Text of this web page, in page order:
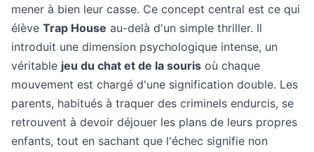
mener à bien leur casse. Ce concept central est ce qui
élève Trap House au-delà d'un simple thriller. Il
introduit une dimension psychologique intense, un
véritable jeu du chat et de la souris où chaque
mouvement est chargé d'une signification double. Les
parents, habitués à traquer des criminels endurcis, se
retrouvent à devoir déjouer les plans de leurs propres
enfants, tout en sachant que l'échec signifie non